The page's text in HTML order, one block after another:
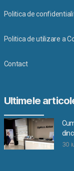
Politica de
Politica de utilizare a
Contact
Ultimele
30